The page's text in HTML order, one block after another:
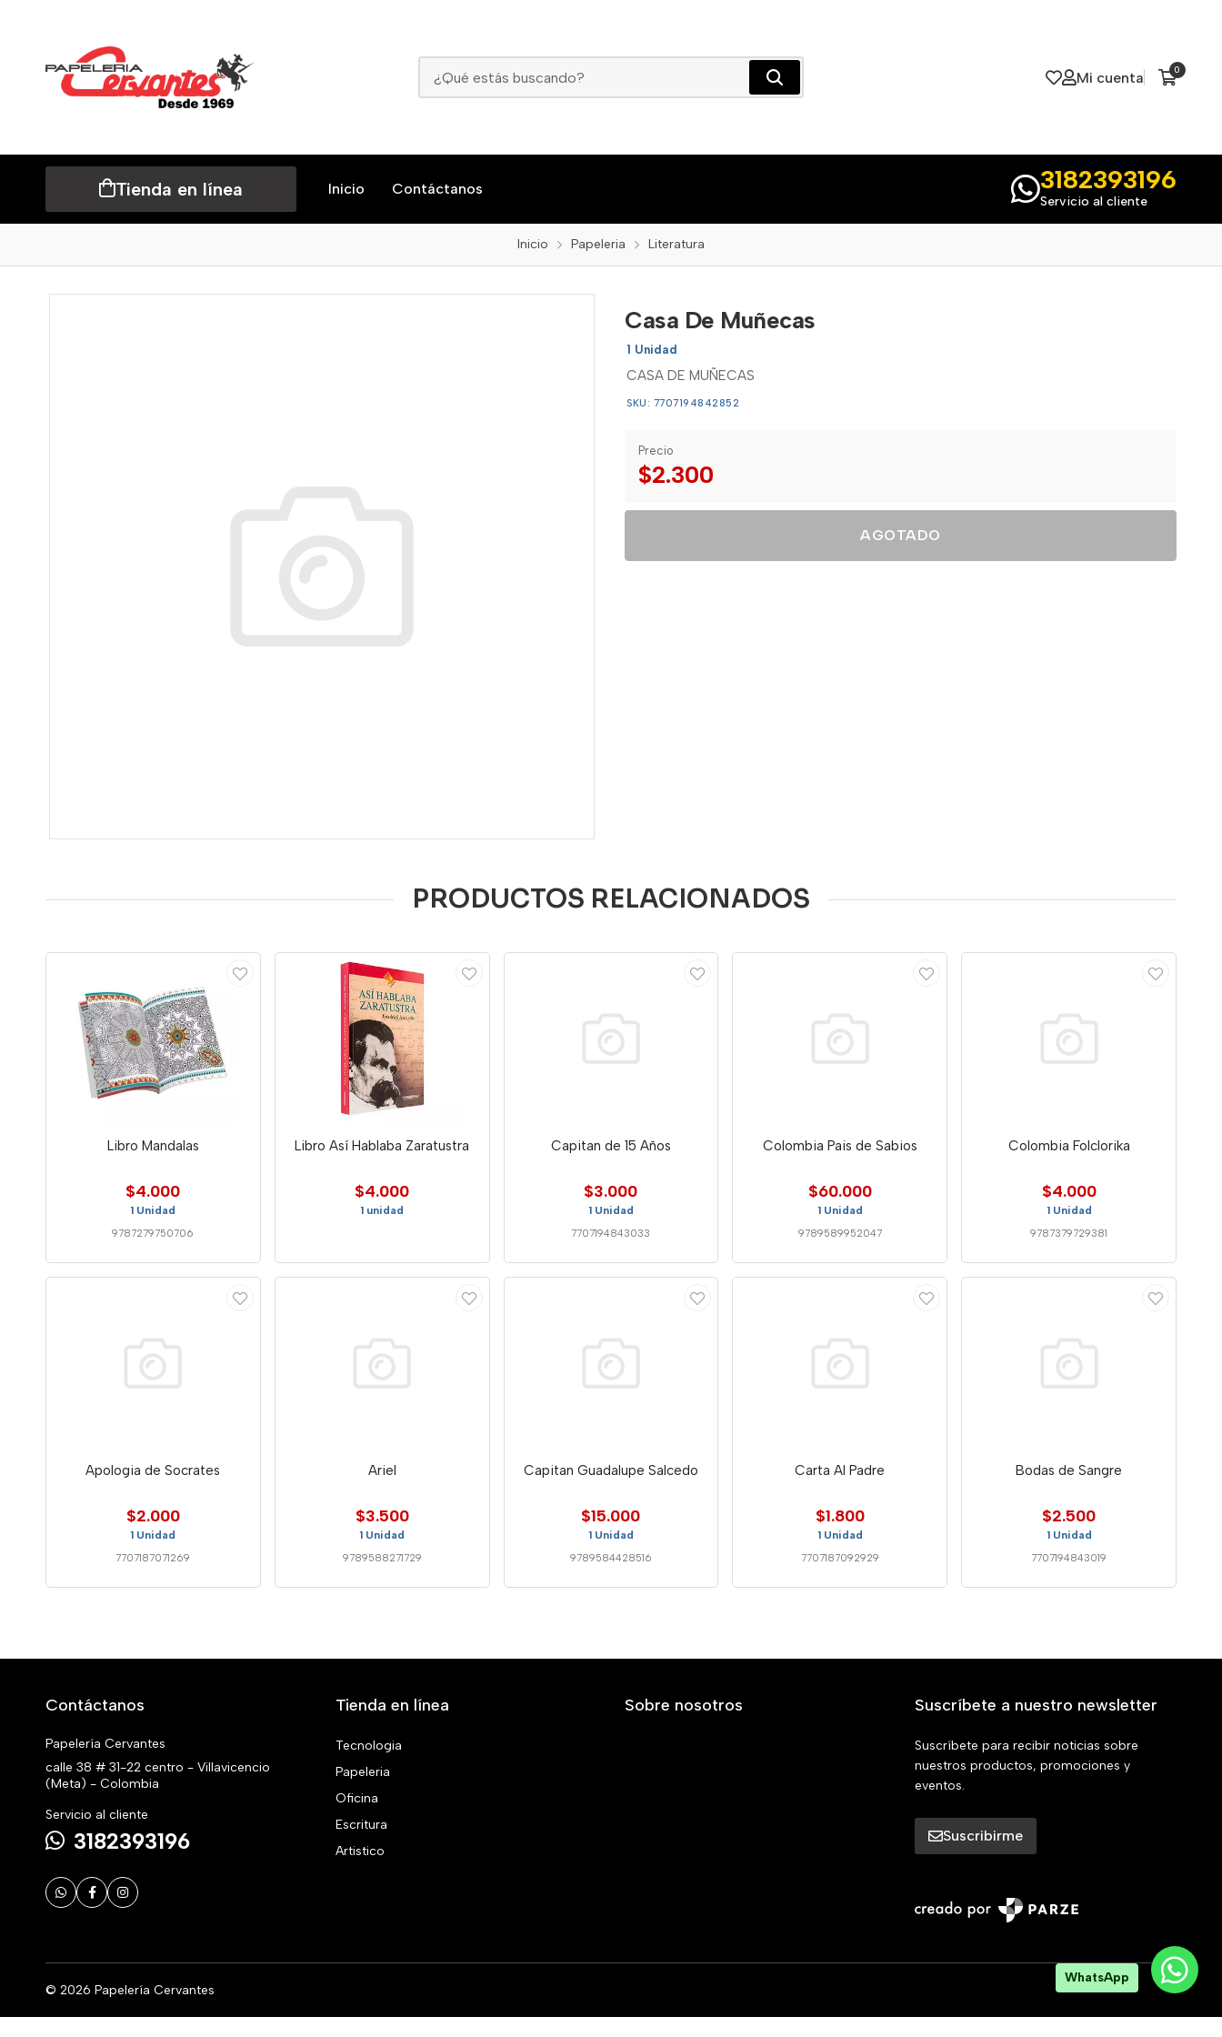
Mi cuenta 0
Tienda en línea Inicio Contáctanos 3182393196
Servicio al cliente
Inicio Papeleria Literatura
Casa De Muñecas
1 Unidad
CASA DE MUÑECAS
SKU: 7707194842852
Precio
$2.300
AGOTADO
PRODUCTOS RELACIONADOS
Libro Mandalas
$4.000
1 Unidad
9787279750706
Libro Así Hablaba Zaratustra
$4.000
1 unidad
Capitan de 15 Años
$3.000
1 Unidad
7707194843033
Colombia Pais de Sabios
$60.000
1 Unidad
9789589952047
Colombia Folclorika
$4.000
1 Unidad
9787379729381
Apologia de Socrates
$2.000
1 Unidad
7707187071269
Ariel
$3.500
1 Unidad
9789588271729
Capitan Guadalupe Salcedo
$15.000
1 Unidad
9789584428516
Carta Al Padre
$1.800
1 Unidad
7707187092929
Bodas de Sangre
$2.500
1 Unidad
7707194843019
Contáctanos
Papelería Cervantes
calle 38 # 31-22 centro - Villavicencio
(Meta) - Colombia
Servicio al cliente
3182393196
Tienda en línea
Tecnologia
Papeleria
Oficina
Escritura
Artistico
Sobre nosotros Suscríbete a nuestro newsletter
Suscríbete para recibir noticias sobre
nuestros productos, promociones y
eventos.
Suscribirme
© 2026 Papelería Cervantes
WhatsApp